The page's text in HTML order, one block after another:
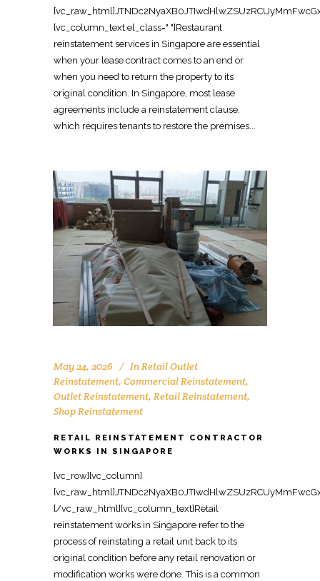
May 24, 2026 InRetail Outlet
Reinstatement, Commercial Reinstatement,
Outlet Reinstatement, Retail Reinstatement,
Shop Reinstatement
RETAIL REINSTATEMENT CONTRACTOR
WORKS IN SINGAPORE
[vc_row][vc_column][vc_raw_html]JTNDc2NyaXB0JTIwdHlwZSUzRCUyMmFwcGxpY2F0aW9uJTJGbGQlMkJqc29uJTIyJTNFJTBBJTdCJTBBJTIwJTIwJTIyJTQwY29udGV4dCUyMiUzQSUyMCUyMmh0dHBzJTNBJTJGJTJGc2NoZW1hLm9yZyUyMiUyQyUwQSUyMCUyMCUyMiU0MGdyYXBoJTIyJTNBJTIwJTVCJTBBJTIwJTIwJTIwJTIwJTdCJTBBJTIwJTIwJTIwJTIwJTIwJTIwJTIyJTQwdHlwZSUyMiUzQSUyMCUyMk9yZ2FuaXphdGlvbiUyMiUyQyUwQSUyMCUyMCUyMCUyMCUyMCUyMCUyMm5hbWUlMjIlM0ElMjAlMjJPZmZpY2UlMjBSZWluc3RhdGVtZW50JTIwU2luZ2Fwb3JlJTIyJTJDJTBBJTIwJTIwJTIwJTIwJTIwJTIwJTIydXJsJTIyJTNBJTIwJTIyaHR0cHMlM0ElMkYlMkZ3d3cub2ZmaWNlcmVpbnN0YXRlbWVudHNpbmdhcG9yZS5jb20lMkYlMjIlMkMlMEElMjAlMjAlMjAlMjAlMjAlMjAlMjJsb2dvJTIyJTNBJTIwJTIyaHR0cHMlM0ElMkYlMkZ3d3cub2ZmaWNlcmVpbnN0YXRlbWVudHNpbmdhcG9yZS5jb20lMkZsb2dvLnBuZyUyMiUyQyUwQSUyMCUyMCUyMCUyMCUyMCUyMCUyMnNhbWVBcyUyMiUzQSUyMCU1QiUwQSUyMCUyMCUyMCUyMCUyMCUyMCUyMCUyMCUyMmh0dHBzJTNBJTJGJTJGd3d3LmZhY2Vib29rLmNvbSUyRk9mZmljZVJlaW5zdGF0ZW1lbnRTaW5nYXBvcmUlMjIlMkMlMEElMjAlMjAlMjAlMjAlMjAlMjAlMjAlMjAlMjJodHRwcyUzQSUyRiUyRnd3dy5saW5rZWRpbi5jb20lMkZjb21wYW55JTJGb2ZmaWNlLXJlaW5zdGF0ZW1lbnQtc2luZ2Fwb3JlJTIyJTBBJTIwJTIwJTIwJTIwJTIwJTIwJTVEJTJDJTBBJTIwJTIwJTIwJTIwJTIwJTIwJTIyY29udGFjdFBvaW50JTIyJTNBJTIwJTVCJTBBJTIwJTIwJTIwJTIwJTIwJTIwJTIwJTIwJTdCJTBBJTIwJTIwJTIwJTIwJTIwJTIwJTIwJTIwJTIwJTIwJTIyJTQwdHlwZSUyMiUzQSUyMCUyMkNvbnRhY3RQb2ludCUyMiUyQyUwQSUyMCUyMCUyMCUyMCUyMCUyMCUyMCUyMCUyMCUyMCUyMnRlbGVwaG9uZSUyMiUzQSUyMCUyMiUyQjY1JTIwNjM2OSUyMDgxMjMlMjIlMkMlMEElMjAlMjAlMjAlMjAlMjAlMjAlMjAlMjAlMjAlMjAlMjJjb250YWN0VHlwZSUyMiUzQSUyMCUyMmN1c3RvbWVyJTIwc2VydmljZSUyMiUyQyUwQSUyMCUyMCUyMCUyMCUyMCUyMCUyMCUyMCUyMCUyMCUyMmFyZWFTZXJ2ZWQlMjIlM0ElMjAlMjJTRyUyMiUyQyUwQSUyMCUyMCUyMCUyMCUyMCUyMCUyMCUyMCUyMCUyMCUyMmF2YWlsYWJsZUxhbmd1YWdlJTIyJTNBJTIwJTIyZW4lMjIlMEElMjAlMjAlMjAlMjAlMjAlMjAlMjAlMjAlN0QlMEElMjAlMjAlMjAlMjAlMjAlMjAlNUQlMEElMjAlMjAlMjAlMjAlN0QlMkMlMEElMjAlMjAlMjAlMjAlN0IlMEElMjAlMjAlMjAlMjAlMjAlMjAlMjIlNDB0eXBlJTIyJTNBJTIwJTIyV2ViU2l0ZSUyMiUyQyUwQSUyMCUyMCUyMCUyMCUyMCUyMCUyMnVybCUyMiUzQSUyMCUyMmh0dHBzJTNBJTJGJTJGd3d3Lm9mZmljZXJlaW5zdGF0ZW1lbnRzaW5nYXBvcmUuY29tJTJGJTIyJTJDJTBBJTIwJTIwJTIwJTIwJTIwJTIwJTIycG90ZW50aWFsQWN0aW9uJTIyJTNBJTIwJTdCJTBBJTIwJTIwJTIwJTIwJTIwJTIwJTIwJTIwJTIyJTQwdHlwZSUyMiUzQSUyMCUyMlNlYXJjaEFjdGlvbiUyMiUyQyUwQSUyMCUyMCUyMCUyMCUyMCUyMCUyMCUyMCUyMnRhcmdldCUyMiUzQSUyMCUyMmh0dHBzJTNBJTJGJTJGd3d3Lm9mZmljZXJlaW5zdGF0ZW1lbnRzaW5nYXBvcmUuY29tJTJGJTNGcyUzRCU3QnNlYXJjaF90ZXJtX3N0cmluZyU3RCUyMiUyQyUwQSUyMCUyMCUyMCUyMCUyMCUyMCUyMCUyMCUyMnF1ZXJ5LWlucHV0JTIyJTNBJTIwJTIycmVxdWlyZWQlMjBuYW1lJTNEc2VhcmNoX3Rlcm1fc3RyaW5nJTIyJTBBJTIwJTIwJTIwJTIwJTIwJTIwJTdEJTBBJTIwJTIwJTIwJTIwJTdEJTJDJTBBJTIwJTIwJTIwJTIwJTdCJTBBJTIwJTIwJTIwJTIwJTIwJTIwJTIyJTQwdHlwZSUyMiUzQSUyMCUyMkxvY2FsQnVzaW5lc3MlMjIlMkMlMEElMjAlMjAlMjAlMjAlMjAlMjAlMjJuYW1lJTIyJTNBJTIwJTIyT2ZmaWNlJTIwUmVpbnN0YXRlbWVudCUyMFNpbmdhcG9yZSUyMENvbnRyYWN0b3IlMjIlMkMlMEElMjAlMjAlMjAlMjAlMjAlMjAlMjJhZGRyZXNzJTIyJTNBJTIwJTdCJTBBJTIwJTIwJTIwJTIwJTIwJTIwJTIwJTIwJTIyJTQwdHlwZSUyMiUzQSUyMCUyMlBvc3RhbEFkZHJlc3MlMjIlMkMlMEElMjAlMjAlMjAlMjAlMjAlMjAlMjAlMjAlMjJzdHJlZXRBZGRyZXNzJTIyJTNBJTIwJTIyOCUyMEFkbWlyYWx0eSUyMFN0cmVldCUyMCUyMzA3JUUyJTgwJTkxMDElMjBBZG1pcmF4JTIyJTJDJTBBJTIwJTIwJTIwJTIwJTIwJTIwJTIwJTIwJTIyYWRkcmVzc0xvY2FsaXR5JTIyJTNBJTIwJTIyU2luZ2Fwb3JlJTIyJTJDJTBBJTIwJTIwJTIwJTIwJTIwJTIwJTIwJTIwJTIycG9zdGFsQ29kZSUyMiUzQSUyMCUyMjc1NzQzOCUyMiUyQyUwQSUyMCUyMCUyMCUyMCUyMCUyMCUyMCUyMCUyMmFkZHJlc3NDb3VudHJ5JTIyJTNBJTIwJTIyU0clMjIlMEElMjAlMjAlMjAlMjAlMjAlMjAlN0QlMkMlMEElMjAlMjAlMjAlMjAlMjAlMjAlMjJ0ZWxlcGhvbmUlMjIlM0ElMjAlMjIlMkI2NSUyMDYzNjklMjA4MTIzJTIyJTJDJTBBJTIwJTIwJTIwJTIwJTIwJTIwJTIydXJsJTIyJTNBJTIwJTIyaHR0cHMlM0ElMkYlMkZ3d3cub2ZmaWNlcmVpbnN0YXRlbWVudHNpbmdhcG9yZS5jb20lMkZyZXRhaWwtcmVpbnN0YXRlbWVudC1zaW5nYXBvcmUtY29udHJhY3RvciUyRiUyMiUyQyUwQSUyMCUyMCUyMCUyMCUyMCUyMCUyMmRlc2NyaXB0aW9uJTIyJTNBJTIwJTIyUHJvZmVzc2lvbmFsJTIwcmV0YWlsJTIwcmVpbnN0YXRlbWVudCUyMGNvbnRyYWN0b3IlMjBpbiUyMFNpbmdhcG9yZSUyQyUyMHJlc3RvcmluZyUyMHJldGFpbCUyMG91dGxldHMlMjB0byUyMHRoZWlyJTIwb3JpZ2luYWwlMjBzdGF0ZSUyMGZvciUyMGxlYXNlJTIwaGFuZG92ZXIuJTIyJTJDJTBBJTIwJTIwJTIwJTIwJTIwJTIwJTIyb3BlbmluZ0hvdXJzU3BlY2lmaWNhdGlvbiUyMiUzQSUyMCU1QiUwQSUyMCUyMCUyMCUyMCUyMCUyMCUyMCUyMCU3QiUwQSUyMCUyMCUyMCUyMCUyMCUyMCUyMCUyMCUyMCUyMCUyMiU0MHR5cGUlMjIlM0ElMjAlMjJPcGVuaW5nSG91cnNTcGVjaWZpY2F0aW9uJTIyJTJDJTBBJTIwJTIwJTIwJTIwJTIwJTIwJTIwJTIwJTIwJTIwJTIyZGF5T2ZXZWVrJTIyJTNBJTIwJTVCJTBBJTIwJTIwJTIwJTIwJTIwJTIwJTIwJTIwJTIwJTIwJTIwJTIwJTIyTW9uZGF5JTIyJTJDJTIyVHVlc2RheSUyMiUyQyUyMldlZG5lc2RheSUyMiUyQyUyMlRodXJzZGF5JTIyJTJDJTIyRnJpZGF5JTIyJTBBJTIwJTIwJTIwJTIwJTIwJTIwJTIwJTIwJTIwJTIwJTVEJTJDJTBBJTIwJTIwJTIwJTIwJTIwJTIwJTIwJTIwJTIwJTIwJTIyb3BlbnMlMjIlM0ElMjAlMjIwOSUzQTAwJTIyJTJDJTBBJTIwJTIwJTIwJTIwJTIwJTIwJTIwJTIwJTIwJTIwJTIyY2xvc2VzJTIyJTNBJTIwJTIyMTglM0EwMCUyMiUwQSUyMCUyMCUyMCUyMCUyMCUyMCUyMCUyMCU3RCUyQyUwQSUyMCUyMCUyMCUyMCUyMCUyMCUyMCUyMCU3QiUwQSUyMCUyMCUyMCUyMCUyMCUyMCUyMCUyMCUyMCUyMCUyMiU0MHR5cGUlMjIlM0ElMjAlMjJPcGVuaW5nSG91cnNTcGVjaWZpY2F0aW9uJTIyJTJDJTBBJTIwJTIwJTIwJTIwJTIwJTIwJTIwJTIwJTIwJTIwJTIyZGF5T2ZXZWVrJTIyJTNBJTIwJTIyU2F0dXJkYXklMjIlMkMlMEElMjAlMjAlMjAlMjAlMjAlMjAlMjAlMjAlMjAlMjAlMjJvcGVucyUyMiUzQSUyMCUyMjA5JTNBMDAlMjIlMkMlMEElMjAlMjAlMjAlMjAlMjAlMjAlMjAlMjAlMjAlMjAlMjJjbG9zZXMlMjIlM0ElMjAlMjIxMiUzQTAwJTIyJTBBJTIwJTIwJTIwJTIwJTIwJTIwJTIwJTIwJTdEJTBBJTIwJTIwJTIwJTIwJTIwJTIwJTVEJTJDJTBBJTIwJTIwJTIwJTIwJTIwJTIwJTIyaW1hZ2UlMjIlM0ElMjAlNUIlMEElMjAlMjAlMjAlMjAlMjAlMjAlMjAlMjAlMjJodHRwcyUzQSUyRiUyRnd3dy5vZmZpY2VyZWluc3RhdGVtZW50c2luZ2Fwb3JlLmNvbSUyRmltYWdlcyUyRnJldGFpbC1yZWluc3RhdGVtZW50LTEuanBnJTIyJTJDJTBBJTIwJTIwJTIwJTIwJTIwJTIwJTIwJTIwJTIyaHR0cHMlM0ElMkYlMkZ3d3cub2ZmaWNlcmVpbnN0YXRlbWVudHNpbmdhcG9yZS5jb20lMkZpbWFnZXMlMkZyZXRhaWwtcmVpbnN0YXRlbWVudC0yLmpwZyUyMiUwQSUyMCUyMCUyMCUyMCUyMCUyMCU1RCUyQyUwQSUyMCUyMCUyMCUyMCUyMCUyMCUyMmFnZ3JlZ2F0ZVJhdGluZyUyMiUzQSUyMCU3QiUwQSUyMCUyMCUyMCUyMCUyMCUyMCUyMCUyMCUyMiU0MHR5cGUlMjIlM0ElMjAlMjJBZ2dyZWdhdGVSYXRpbmclMjIlMkMlMEElMjAlMjAlMjAlMjAlMjAlMjAlMjAlMjAlMjJyYXRpbmdWYWx1ZSUyMiUzQSUyMCUyMjQuOSUyMiUyQyUwQSUyMCUyMCUyMCUyMCUyMCUyMCUyMCUyMCUyMnJldmlld0NvdW50JTIyJTNBJTIwJTIyNDUlMjIlMEElMjAlMjAlMjAlMjAlMjAlMjAlN0QlMkMlMEElMjAlMjAlMjAlMjAlMjAlMjAlMjJwcmljZVJhbmdlJTIyJTNBJTIwJTIyQ29udGFjdCUyMGZvciUyMHF1b3RlJTIyJTBBJTIwJTIwJTIwJTIwJTdEJTJDJTBBJTIwJTIwJTIwJTIwJTdCJTBBJTIwJTIwJTIwJTIwJTIwJTIwJTIyJTQwdHlwZSUyMiUzQSUyMCUyMlNlcnZpY2UlMjIlMkMlMEElMjAlMjAlMjAlMjAlMjAlMjAlMjJzZXJ2aWNlVHlwZSUyMiUzQSUyMCUyMlJldGFpbCUyMFJlaW5zdGF0ZW1lbnQlMjIlMkMlMEElMjAlMjAlMjAlMjAlMjAlMjAlMjJwcm92aWRlciUyMiUzQSUyMCU3QiUwQSUyMCUyMCUyMCUyMCUyMCUyMCUyMCUyMCUyMiU0MHR5cGUlMjIlM0ElMjAlMjJMb2NhbEJ1c2luZXNzJTIyJTJDJTBBJTIwJTIwJTIwJTIwJTIwJTIwJTIwJTIwJTIybmFtZSUyMiUzQSUyMCUyMk9mZmljZSUyMFJlaW5zdGF0ZW1lbnQlMjBTaW5nYXBvcmUlMjBDb250cmFjdG9yJTIyJTJDJTBBJTIwJTIwJTIwJTIwJTIwJTIwJTIwJTIwJTIydXJsJTIyJTNBJTIwJTIyaHR0cHMlM0ElMkYlMkZ3d3cub2ZmaWNlcmVpbnN0YXRlbWVudHNpbmdhcG9yZS5jb20lMkZyZXRhaWwtcmVpbnN0YXRlbWVudC1zaW5nYXBvcmUtY29udHJhY3RvciUyRiUyMiUwQSUyMCUyMCUyMCUyMCUyMCUyMCU3RCUyQyUwQSUyMCUyMCUyMCUyMCUyMCUyMCUyMmFyZWFTZXJ2ZWQlMjIlM0ElMjAlN0IlMEElMjAlMjAlMjAlMjAlMjAlMjAlMjAlMjAlMjIlNDB0eXBlJTIyJTNBJTIwJTIyQ291bnRyeSUyMiUyQyUwQSUyMCUyMCUyMCUyMCUyMCUyMCUyMCUyMCUyMm5hbWUlMjIlM0ElMjAlMjJTaW5nYXBvcmUlMjIlMEElMjAlMjAlMjAlMjAlMjAlMjAlN0QlMkMlMEElMjAlMjAlMjAlMjAlMjAlMjAlMjJrZXl3b3JkcyUyMiUzQSUyMCU1QiUwQSUyMCUyMCUyMCUyMCUyMCUyMCUyMCUyMCUyMnJldGFpbCUyMHJlaW5zdGF0ZW1lbnQlMjIlMkMlMEElMjAlMjAlMjAlMjAlMjAlMjAlMjAlMjAlMjJzaG9wJTIwcmVpbnN0YXRlbWVudCUyMFNpbmdhcG9yZSUyMiUyQyUwQSUyMCUyMCUyMCUyMCUyMCUyMCUyMCUyMCUyMnJldGFpbCUyMG91dGxldCUyMHJlc3RvcmF0aW9uJTIwU2luZ2Fwb3JlJTIyJTJDJTBBJTIwJTIwJTIwJTIwJTIwJTIwJTIwJTIwJTIyc2hvcCUyMG1ha2UlMjBnb29kJTIwU2luZ2Fwb3JlJTIyJTJDJTBBJTIwJTIwJTIwJTIwJTIwJTIwJTIwJTIwJTIyY29tbWVyY2lhbCUyMHJldGFpbCUyMHJlaW5zdGF0ZW1lbnQlMjBTaW5nYXBvcmUlMjIlMEElMjAlMjAlMjAlMjAlMjAlMjAlNUQlMkMlMEElMjAlMjAlMjAlMjAlMjAlMjAlMjJkZXNjcmlwdGlvbiUyMiUzQSUyMCUyMkNvbXByZWhlbnNpdmUlMjByZXRhaWwlMjByZWluc3RhdGVtZW50JTIwc2VydmljZXMlMjBpbiUyMFNpbmdhcG9yZSUzQSUyMHJlbW92aW5nJTIwYnVpbHQtaW4lMjBmaXh0dXJlcyUyQyUyMGRpc21hbnRsaW5nJTIwcGFydGl0aW9ucyUyQyUyMHJlc3RvcmluZyUyMGZsb29yaW5nJTJDJTIwd2lyaW5nJTJDJTIwYW5kJTIwcmVzdG9yaW5nJTIwdGhlJTIwcmV0YWlsJTIwc3BhY2UlMjB0byUyMGxhbmRsb3JkJTIwaGFuZG92ZXIlMjBjb25kaXRpb24uJTIyJTIwJTIwJTBBJTIwJTIwJTIwJTIwJTdEJTJDJTBBJTIwJTIwJTIwJTIwJTdCJTBBJTIwJTIwJTIwJTIwJTIwJTIwJTIyJTQwdHlwZSUyMiUzQSUyMCUyMlByb2R1Y3QlMjIlMkMlMEElMjAlMjAlMjAlMjAlMjAlMjAlMjJuYW1lJTIyJTNBJTIwJTIyUmV0YWlsJTIwUmVpbnN0YXRlbWVudCUyMFNlcnZpY2UlMjBQYWNrYWdlJTIyJTJDJTBBJTIwJTIwJTIwJTIwJTIwJTIwJTIyZGVzY3JpcHRpb24lMjIlM0ElMjAlMjJUdXJua2V5JTIwcmV0YWlsJTIwcmVpbnN0YXRlbWVudCUyMHNvbHV0aW9uJTIwZm9yJTIwc2hvcCUyMHVuaXRzJTIwaW4lMjBTaW5nYXBvcmUlMkMlMjByZXN0b3JpbmclMjB0aGUlMjByZXRhaWwlMjBwcmVtaXNlcyUyMHRvJTIwaXRzJTIwb3JpZ2luYWwlMjBjb25kaXRpb24lMjBiZWZvcmUlMjBsZWFzZSUyMGhhbmRvdmVyLiUyMiUyQyUwQSUyMCUyMCUyMCUyMCUyMCUyMCUyMmJyYW5kJTIyJTNBJTIwJTdCJTBBJTIwJTIwJTIwJTIwJTIwJTIwJTIwJTIwJTIyJTQwdHlwZSUyMiUzQSUyMCUyMk9yZ2FuaXphdGlvbiUyMiUyQyUwQSUyMCUyMCUyMCUyMCUyMCUyMCUyMCUyMCUyMm5hbWUlMjIlM0ElMjAlMjJPZmZpY2UlMjBSZWluc3RhdGVtZW50JTIwU2luZ2Fwb3JlJTIyJTBBJTIwJTIwJTIwJTIwJTIwJTIwJTdEJTJDJTBBJTIwJTIwJTIwJTIwJTIwJTIwJTIyb2ZmZXJzJTIyJTNBJTIwJTdCJTBBJTIwJTIwJTIwJTIwJTIwJTIwJTIwJTIwJTIyJTQwdHlwZSUyMiUzQSUyMCUyMk9mZmVyJTIyJTJDJTBBJTIwJTIwJTIwJTIwJTIwJTIwJTIwJTIwJTIydXJsJTIyJTNBJTIwJTIyaHR0cHMlM0ElMkYlMkZ3d3cub2ZmaWNlcmVpbnN0YXRlbWVudHNpbmdhcG9yZS5jb20lMkZyZXRhaWwtcmVpbnN0YXRlbWVudC1zaW5nYXBvcmUtY29udHJhY3RvciUyRiUyMiUyQyUwQSUyMCUyMCUyMCUyMCUyMCUyMCUyMCUyMCUyMnByaWNlQ3VycmVuY3klMjIlM0ElMjAlMjJTR0QlMjIlMkMlMEElMjAlMjAlMjAlMjAlMjAlMjAlMjAlMjAlMjJhdmFpbGFiaWxpdHklMjIlM0ElMjAlMjJodHRwcyUzQSUyRiUyRnNjaGVtYS5vcmclMkZJblN0b2NrJTIyJTJDJTBBJTIwJTIwJTIwJTIwJTIwJTIwJTIwJTIwJTIycHJpY2UlMjIlM0ElMjAlMjJDb250YWN0JTIwZm9yJTIwcXVvdGUlMjIlMEElMjAlMjAlMjAlMjAlMjAlMjAlN0QlMkMlMEElMjAlMjAlMjAlMjAlMjAlMjAlMjJhZ2dyZWdhdGVSYXRpbmclMjIlM0ElMjAlN0IlMEElMjAlMjAlMjAlMjAlMjAlMjAlMjAlMjAlMjIlNDB0eXBlJTIyJTNBJTIwJTIyQWdncmVnYXRlUmF0aW5nJTIyJTJDJTBBJTIwJTIwJTIwJTIwJTIwJTIwJTIwJTIwJTIycmF0aW5nVmFsdWUlMjIlM0ElMjAlMjI0LjklMjIlMkMlMEElMjAlMjAlMjAlMjAlMjAlMjAlMjAlMjAlMjJyZXZpZXdDb3VudCUyMiUzQSUyMCUyMjQ1JTIyJTBBJTIwJTIwJTIwJTIwJTIwJTIwJTdEJTBBJTIwJTIwJTIwJTIwJTdEJTJDJTBBJTIwJTIwJTIwJTIwJTdCJTBBJTIwJTIwJTIwJTIwJTIwJTIwJTIyJTQwdHlwZSUyMiUzQSUyMCUyMkZBUVBh